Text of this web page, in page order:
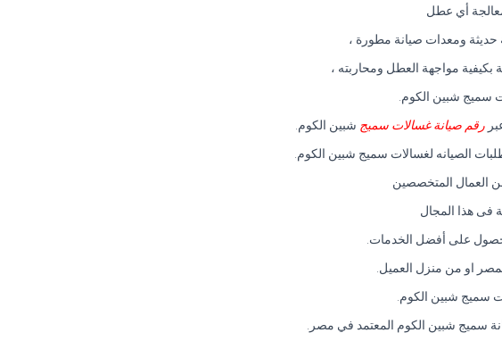
أي عطل
حديثة ومعدات صيانة مطورة ،
بكيفية مواجهة العطل ومحاربته ،
سميج شبين الكوم.
رقم صيانة غسالات سميج شبين الكوم.
الصيانه لغسالات سميج شبين الكوم.
العمال المتخصصين
فى هذا المجال
على أفضل الخدمات.
او من منزل العميل.
سميج شبين الكوم.
سميج شبين الكوم المعتمد في مصر.